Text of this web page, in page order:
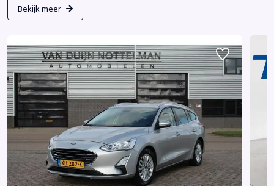
Bekijk meer